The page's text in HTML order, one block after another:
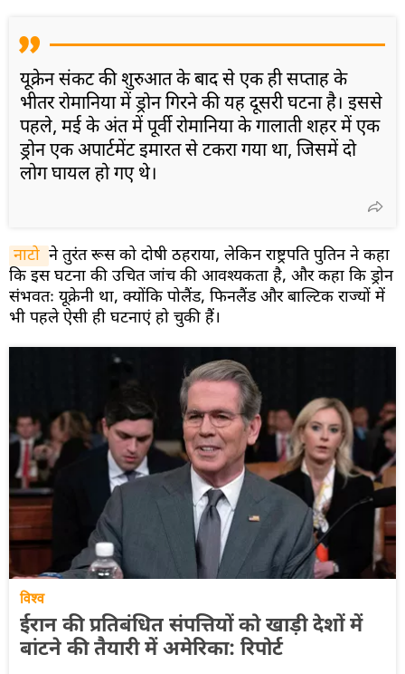
यूक्रेन संकट की शुरुआत के बाद से एक ही सप्ताह के
भीतर रोमानिया में ड्रोन गिरने की यह दूसरी घटना है। इससे
पहले, मई के अंत में पूर्वी रोमानिया के गालाती शहर में एक
ड्रोन एक अपार्टमेंट इमारत से टकरा गया था, जिसमें दो
लोग घायल हो गए थे।
नाटो ने तुरंत रूस को दोषी ठहराया, लेकिन राष्ट्रपति पुतिन ने कहा
कि इस घटना की उचित जांच की आवश्यकता है, और कहा कि ड्रोन
संभवतः यूक्रेनी था, क्योंकि पोलैंड, फिनलैंड और बाल्टिक राज्यों में
भी पहले ऐसी ही घटनाएं हो चुकी हैं।
विश्व
ईरान की प्रतिबंधित संपत्तियों को खाड़ी देशों में
बांटने की तैयारी में अमेरिका: रिपोर्ट